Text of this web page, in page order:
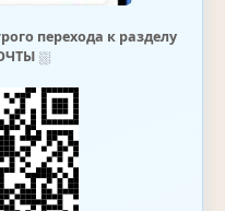
перехода к разделу
⛆